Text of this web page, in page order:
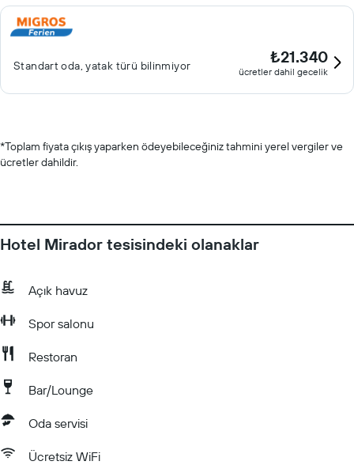
Standart oda, yatak türü bilinmiyor ₺21.340
ücretler dahil gecelik
*Toplam fiyata çıkış yaparken ödeyebileceğiniz tahmini yerel vergiler ve
ücretler dahildir.
Hotel Mirador tesisindeki olanaklar
Açık havuz
Spor salonu
Restoran
Bar/Lounge
Oda servisi
Ücretsiz WiFi